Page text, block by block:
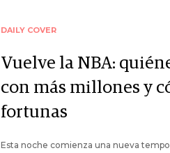
DAILY COVER
Vuelve la NBA:
con más millones y
fortunas
Esta noche comienza una nueva